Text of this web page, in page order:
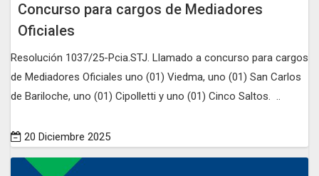
Concurso para cargos de Mediadores
Oficiales
Resolución 1037/25-Pcia.STJ. Llamado a concurso para cargos
de Mediadores Oficiales uno (01) Viedma, uno (01) San Carlos
de Bariloche, uno (01) Cipolletti y uno (01) Cinco Saltos. ..
20 Diciembre 2025